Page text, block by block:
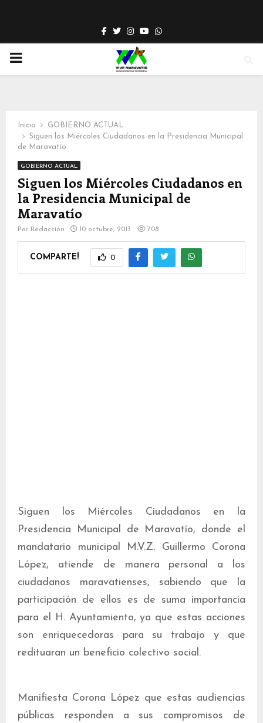
Facebook
TwitterInstagram
YoutubeWhatsapp
PRIMARY
Inicio
GOBIERNO ACTUAL
Siguen los Miércoles Ciudadanos en la Presidencia Municipal
de Maravatío
GOBIERNO ACTUAL
Siguen los Miércoles Ciudadanos en
la Presidencia Municipal de
Maravatío
Por Redacción 10 octubre, 2013 708
COMPARTE! 0
Siguen los Miércoles Ciudadanos en la
Presidencia Municipal de Maravatío, donde el
mandatario municipal M.V.Z. Guillermo Corona
López, atiende de manera personal a los
ciudadanos maravatienses, sabiendo que la
participación de ellos es de suma importancia
para el H. Ayuntamiento, ya que estas acciones
son enriquecedoras para su trabajo y que
redituaran un beneficio colectivo social.
Manifiesta Corona López que estas audiencias
públicas responden a sus compromisos de